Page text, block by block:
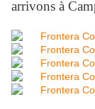
arrivons à